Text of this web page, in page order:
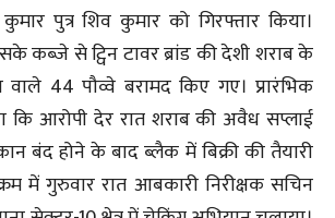
पुत्र शिव कुमार को गिरफ्तार किया।
कब्जे से ट्विन टावर ब्रांड की देशी शराब के
44 पौव्वे बरामद किए गए। प्रारंभिक
आरोपी देर रात शराब की अवैध सप्लाई
बंद होने के बाद ब्लैक में बिक्री की तैयारी
में गुरुवार रात आबकारी निरीक्षक सचिन